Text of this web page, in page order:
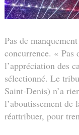
Pas de
concurrence. « Pas
l’appréciation des
sélectionné. Le
Saint-Denis) n’a
l’aboutissement de
réattribuer, pour